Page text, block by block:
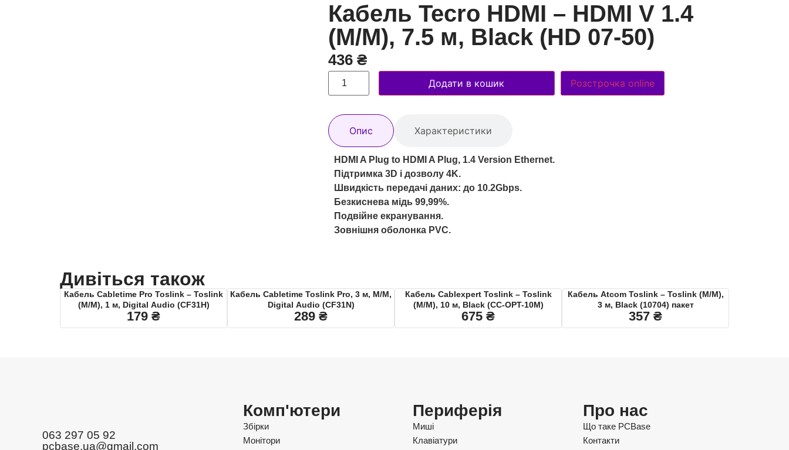
Кабель Tecro HDMI – HDMI V 1.4
(M/M), 7.5 м, Black (HD 07-50)
436 ₴
Додати в кошик Розстрочка online
Опис Характеристики
HDMI A Plug to HDMI A Plug, 1.4 Version Ethernet.
Підтримка 3D і дозволу 4K.
Швидкість передачі даних: до 10.2Gbps.
Безкиснева мідь 99,99%.
Подвійне екранування.
Зовнішня оболонка PVC.
Дивіться також
Кабель Cabletime Pro Toslink – Toslink
(M/M), 1 м, Digital Audio (CF31H)
179 ₴
Кабель Cabletime Toslink Pro, 3 м, M/M,
Digital Audio (CF31N)
289 ₴
Кабель Cablexpert Toslink – Toslink
(M/M), 10 м, Black (CC-OPT-10M)
675 ₴
Кабель Atcom Toslink – Toslink (M/M),
3 м, Black (10704) пакет
357 ₴
063 297 05 92
pcbase.ua@gmail.com
Комп'ютери
Збірки
Монітори
Периферія
Миші
Клавіатури
Про нас
Що таке PCBase
Контакти